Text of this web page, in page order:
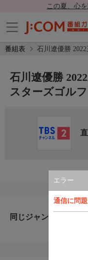
この夏、心
番組表 石川遼優勝
エラー
通信に問
石川遼優勝
スターズゴルフ
同じジャンルのおすす